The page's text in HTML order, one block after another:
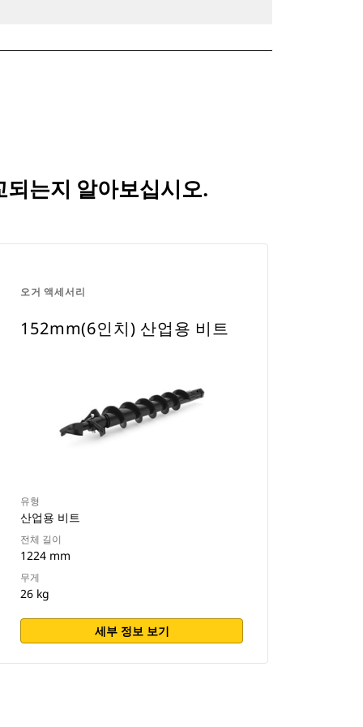
되는지 알아보십시오.
오거 액세서리
152mm(6인치) 산업용 비트
유형
산업용 비트
전체 길이
1224 mm
무게
26 kg
세부 정보 보기